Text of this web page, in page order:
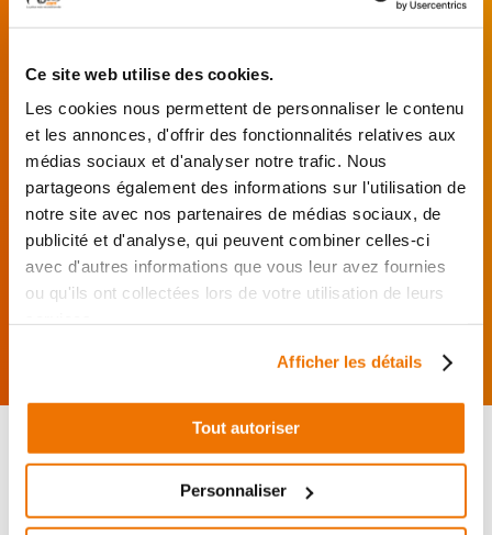
Ce site web utilise des cookies.
Les cookies nous permettent de personnaliser le contenu
et les annonces, d'offrir des fonctionnalités relatives aux
médias sociaux et d'analyser notre trafic. Nous
partageons également des informations sur l'utilisation de
notre site avec nos partenaires de médias sociaux, de
publicité et d'analyse, qui peuvent combiner celles-ci
avec d'autres informations que vous leur avez fournies
ou qu'ils ont collectées lors de votre utilisation de leurs
Afficher les détails
Tout autoriser
Personnaliser
garages partenaires.
présente au garage.
J’effectue ma
directement auprès
du réparateur.
Mes pièces sont livrées et
montées chez le partenaire.